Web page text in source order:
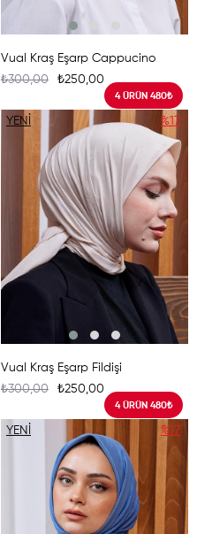
Vual Kraş Eşarp Cappucino
₺250,00
₺300,00
4 ÜRÜN 480₺
Vual Kraş Eşarp Fildişi
₺250,00
₺300,00
4 ÜRÜN 480₺
%17
YENI
%17
YENI